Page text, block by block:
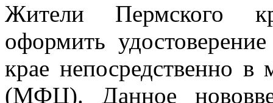
Жители Пермского
оформить
крае непосредственно в
(МФЦ). Данное